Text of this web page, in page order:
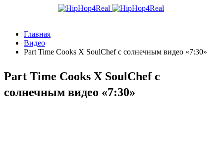
Главная
Видео
Part Time Cooks X SoulChef с солнечным видео «7:30»
Part Time Cooks X SoulChef с
солнечным видео «7:30»